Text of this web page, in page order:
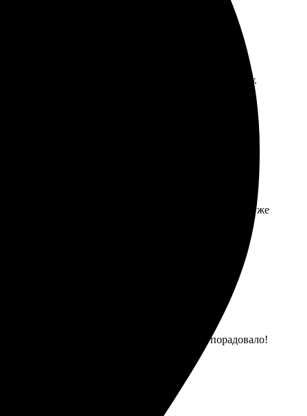
ответила быстро, но это не решило проблему.
о доставке. Через пару дней открытки уже
Выксу пришла вовремя, качество печати порадовало!